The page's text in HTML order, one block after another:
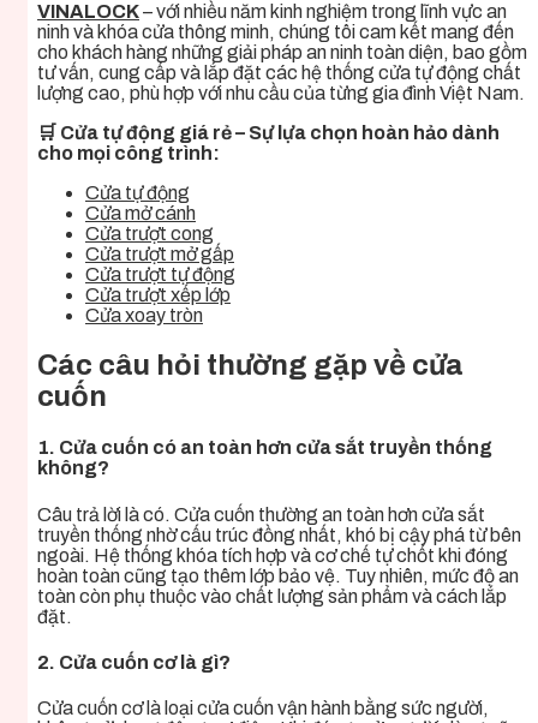
VINALOCK– với nhiều năm kinh nghiệm trong lĩnh vực an
ninh và khóa cửa thông minh, chúng tôi cam kết mang đến
cho khách hàng những giải pháp an ninh toàn diện, bao gồm
tư vấn, cung cấp và lắp đặt các hệ thống cửa tự động chất
lượng cao, phù hợp với nhu cầu của từng gia đình Việt Nam.
🛒 Cửa tự động giá rẻ – Sự lựa chọn hoàn hảo dành
cho mọi công trình:
Cửa tự động
Cửa mở cánh
Cửa trượt cong
Cửa trượt mở gấp
Cửa trượt tự động
Cửa trượt xếp lớp
Cửa xoay tròn
Các câu hỏi thường gặp về cửa
cuốn
1. Cửa cuốn có an toàn hơn cửa sắt truyền thống
không?
Câu trả lời là có. Cửa cuốn thường an toàn hơn cửa sắt
truyền thống nhờ cấu trúc đồng nhất, khó bị cậy phá từ bên
ngoài. Hệ thống khóa tích hợp và cơ chế tự chốt khi đóng
hoàn toàn cũng tạo thêm lớp bảo vệ. Tuy nhiên, mức độ an
toàn còn phụ thuộc vào chất lượng sản phẩm và cách lắp
đặt.
2. Cửa cuốn cơ là gì?
Cửa cuốn cơ là loại cửa cuốn vận hành bằng sức người,